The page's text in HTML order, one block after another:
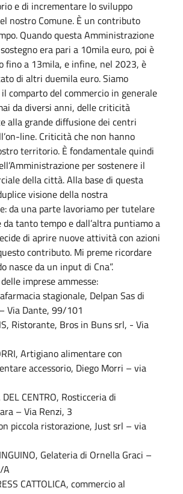
e di incrementare lo sviluppo
nostro Comune. È un contributo
Quando questa Amministrazione
era pari a 10mila euro, poi è
fino a 13mila, e infine, nel 2023, è
di altri duemila euro. Siamo
comparto del commercio in generale
da diversi anni, delle criticità
alla grande diffusione dei centri
line. Criticità che non hanno
territorio. È fondamentale quindi
per sostenere il
della città. Alla base di questa
visione della nostra
da una parte lavoriamo per tutelare
tanto tempo e dall’altra puntiamo a
di aprire nuove attività con azioni
contributo. Mi preme ricordare
nasce da un input di Cna”.
delle imprese ammesse:
stagionale, Delpan Sas di
Via Dante, 99/101
Ristorante, Bros in Buns srl, - Via
Artigiano alimentare con
accessorio, Diego Morri – via
DEL CENTRO, Rosticceria di
– Via Renzi, 3
piccola ristorazione, Just srl – via
Gelateria di Ornella Graci –
A
CATTOLICA, commercio al